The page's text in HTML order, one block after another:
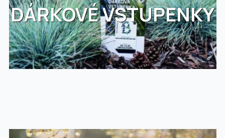
DÁRKOVÉ VSTUPENKY